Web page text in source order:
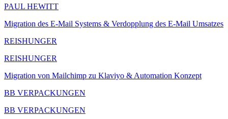
PAUL HEWITT
Migration des E-Mail Systems & Verdopplung des E-Mail Umsatzes
REISHUNGER
REISHUNGER
Migration von Mailchimp zu Klaviyo & Automation Konzept
BB VERPACKUNGEN
BB VERPACKUNGEN